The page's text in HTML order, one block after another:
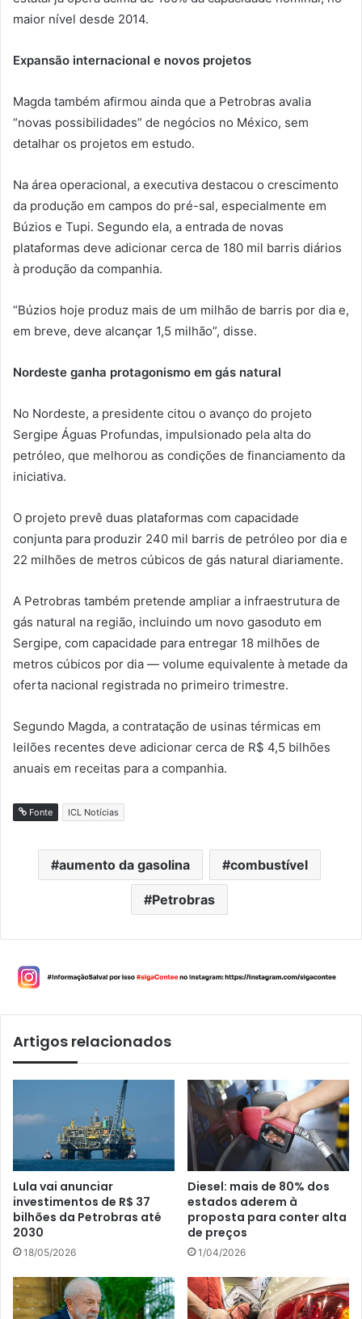
maior nível desde 2014.
Expansão internacional e novos projetos
Magda também afirmou ainda que a Petrobras avalia
“novas possibilidades” de negócios no México, sem
detalhar os projetos em estudo.
Na área operacional, a executiva destacou o crescimento
da produção em campos do pré-sal, especialmente em
Búzios e Tupi. Segundo ela, a entrada de novas
plataformas deve adicionar cerca de 180 mil barris diários
à produção da companhia.
“Búzios hoje produz mais de um milhão de barris por dia e,
em breve, deve alcançar 1,5 milhão”, disse.
Nordeste ganha protagonismo em gás natural
No Nordeste, a presidente citou o avanço do projeto
Sergipe Águas Profundas, impulsionado pela alta do
petróleo, que melhorou as condições de financiamento da
iniciativa.
O projeto prevê duas plataformas com capacidade
conjunta para produzir 240 mil barris de petróleo por dia e
22 milhões de metros cúbicos de gás natural diariamente.
A Petrobras também pretende ampliar a infraestrutura de
gás natural na região, incluindo um novo gasoduto em
Sergipe, com capacidade para entregar 18 milhões de
metros cúbicos por dia — volume equivalente à metade da
oferta nacional registrada no primeiro trimestre.
Segundo Magda, a contratação de usinas térmicas em
leilões recentes deve adicionar cerca de R$ 4,5 bilhões
anuais em receitas para a companhia.
Fonte ICL Notícias
aumento da gasolina combustível
Petrobras
Artigos relacionados
Lula vai anunciar
investimentos de R$ 37
bilhões da Petrobras até
2030
18/05/2026
Diesel: mais de 80% dos
estados aderem à
proposta para conter alta
de preços
1/04/2026